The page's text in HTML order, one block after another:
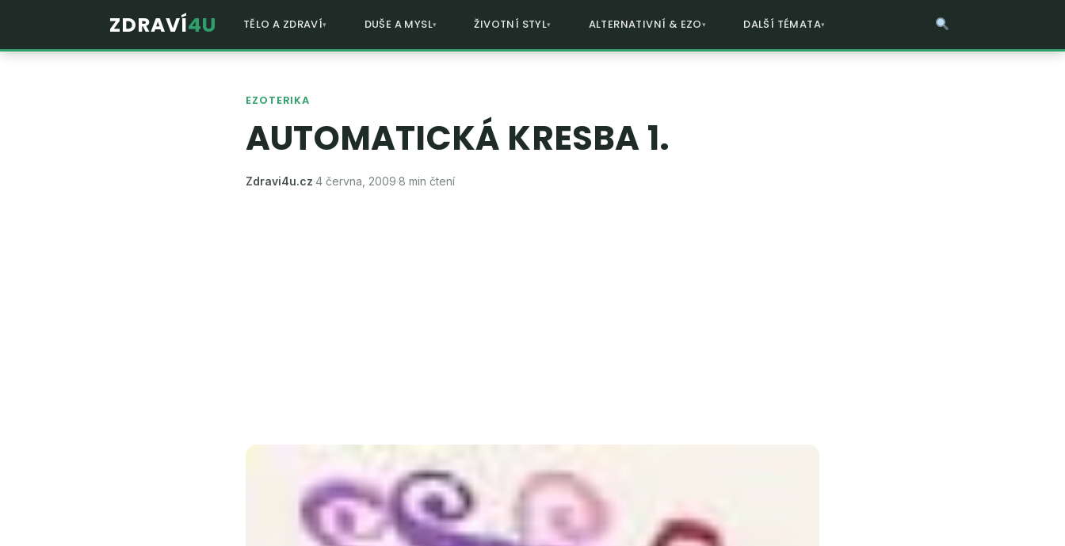
ZDRAVÍ4U TĚLO A ZDRAVÍ DUŠE A MYSL ŽIVOTNÍ STYL ALTERNATIVNÍ & EZO DALŠÍ TÉMATA
EZOTERIKA
AUTOMATICKÁ KRESBA 1.
Zdravi4u.cz·4 června, 2009·8 min čtení